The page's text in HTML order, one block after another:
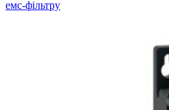
емс-фільтру